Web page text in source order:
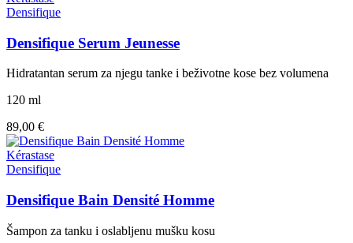
Densifique
Densifique Serum Jeunesse
Hidratantan serum za njegu tanke i beživotne kose bez volumena
120 ml
89,00 €
Kérastase
Densifique
Densifique Bain Densité Homme
Šampon za tanku i oslabljenu mušku kosu